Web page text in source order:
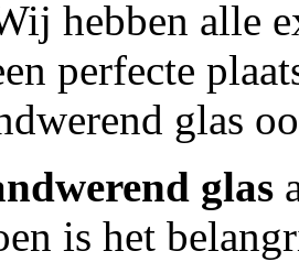
hebben alle
perfecte
glas
glas
is het